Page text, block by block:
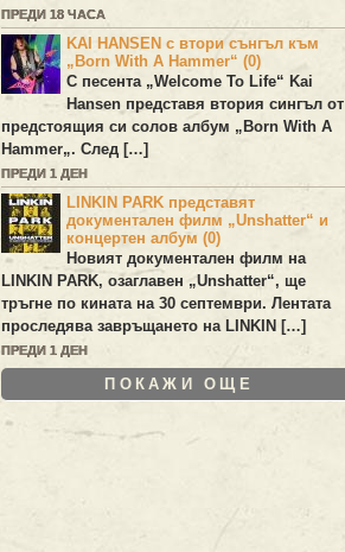
ПРЕДИ 18 ЧАСА
KAI HANSEN с втори сънгъл към
„Born With A Hammer“ (0)
С песента „Welcome To Life“ Kai
Hansen представя втория сингъл от
предстоящия си солов албум „ Born With A
Hammer„. След […]
ПРЕДИ 1 ДЕН
LINKIN PARK представят
документален филм „Unshatter“ и
концертен албум (0)
Новият документален филм на
LINKIN PARK, озаглавен „Unshatter“, ще
тръгне по кината на 30 септември. Лентата
проследява завръщането наLINKIN […]
ПРЕДИ 1 ДЕН
ПОКАЖИ ОЩЕ